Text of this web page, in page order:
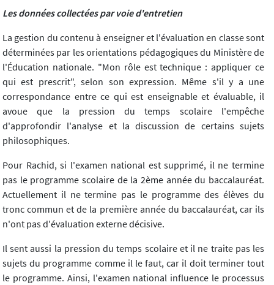
Les données collectées par voie d'entretien
La gestion du contenu à enseigner et l'évaluation en classe sont
déterminées par les orientations pédagogiques du Ministère de
l'Éducation nationale. "Mon rôle est technique : appliquer ce
qui est prescrit", selon son expression. Même s'il y a une
correspondance entre ce qui est enseignable et évaluable, il
avoue que la pression du temps scolaire l'empêche
d'approfondir l'analyse et la discussion de certains sujets
philosophiques.
Pour Rachid, si l'examen national est supprimé, il ne termine
pas le programme scolaire de la 2ème année du baccalauréat.
Actuellement il ne termine pas le programme des élèves du
tronc commun et de la première année du baccalauréat, car ils
n'ont pas d'évaluation externe décisive.
Il sent aussi la pression du temps scolaire et il ne traite pas les
sujets du programme comme il le faut, car il doit terminer tout
le programme. Ainsi, l'examen national influence le processus